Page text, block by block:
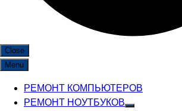
Close
Menu
РЕМОНТ КОМПЬЮТЕРОВ
РЕМОНТ НОУТБУКОВ